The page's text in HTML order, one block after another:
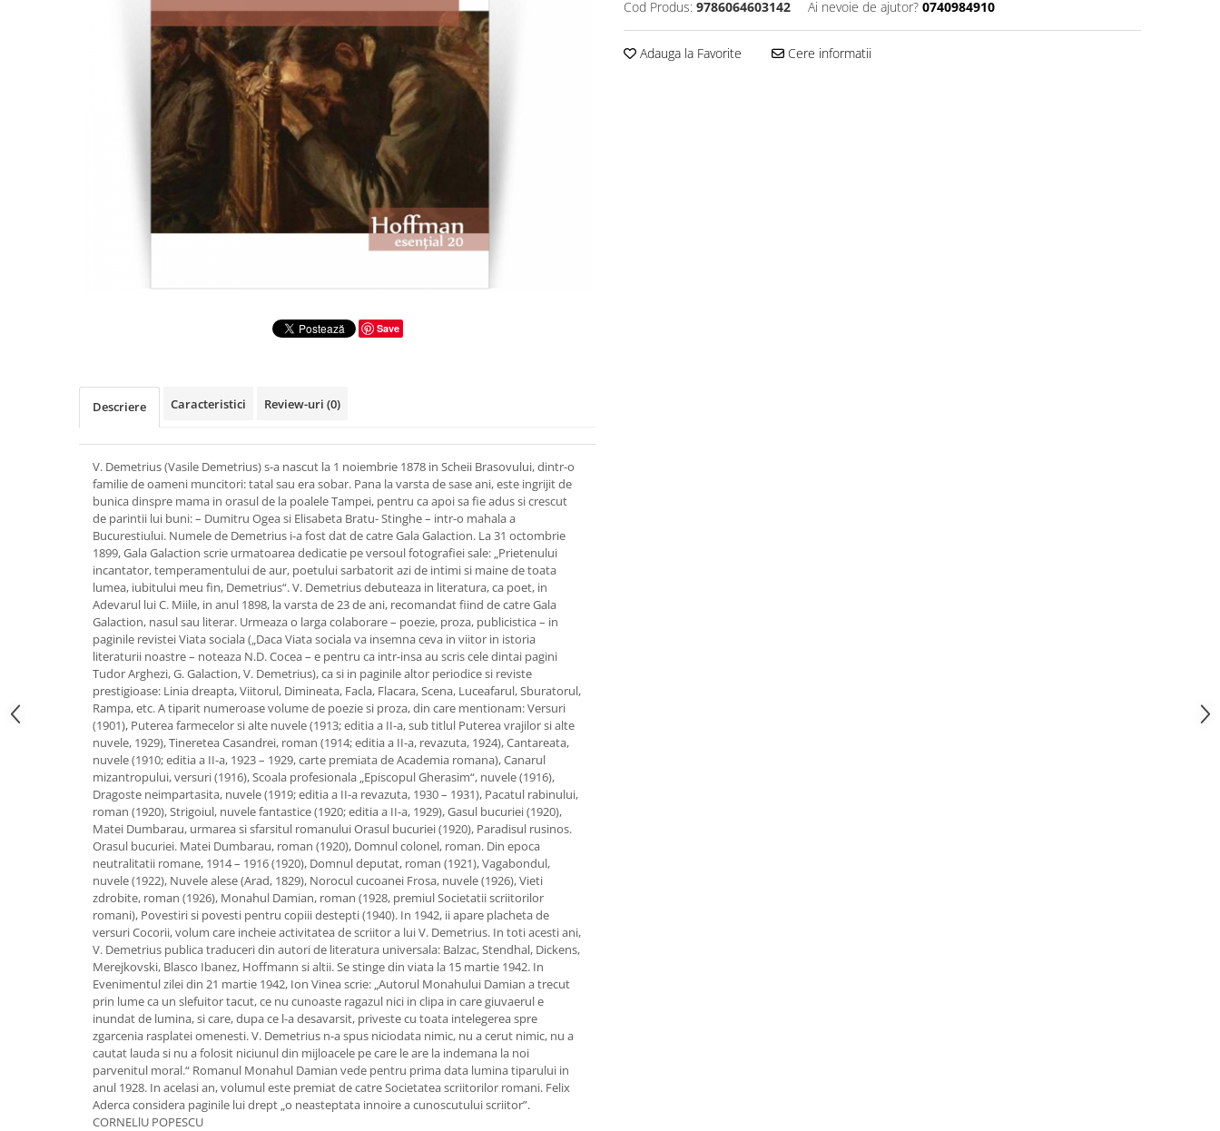
Save
Cod Produs: 9786064603142 Ai nevoie de ajutor? 0740984910
Adauga la Favorite Cere informatii
Descriere Caracteristici Review-uri (0)
V. Demetrius (Vasile Demetrius) s-a nascut la 1 noiembrie 1878 in Scheii Brasovului, dintr-o
familie de oameni muncitori: tatal sau era sobar. Pana la varsta de sase ani, este ingrijit de
bunica dinspre mama in orasul de la poalele Tampei, pentru ca apoi sa fie adus si crescut
de parintii lui buni: – Dumitru Ogea si Elisabeta Bratu- Stinghe – intr-o mahala a
Bucurestiului. Numele de Demetrius i-a fost dat de catre Gala Galaction. La 31 octombrie
1899, Gala Galaction scrie urmatoarea dedicatie pe versoul fotografiei sale: „Prietenului
incantator, temperamentului de aur, poetului sarbatorit azi de intimi si maine de toata
lumea, iubitului meu fin, Demetrius“. V. Demetrius debuteaza in literatura, ca poet, in
Adevarul lui C. Miile, in anul 1898, la varsta de 23 de ani, recomandat fiind de catre Gala
Galaction, nasul sau literar. Urmeaza o larga colaborare – poezie, proza, publicistica – in
paginile revistei Viata sociala („Daca Viata sociala va insemna ceva in viitor in istoria
literaturii noastre – noteaza N.D. Cocea – e pentru ca intr-insa au scris cele dintai pagini
Tudor Arghezi, G. Galaction, V. Demetrius), ca si in paginile altor periodice si reviste
prestigioase: Linia dreapta, Viitorul, Dimineata, Facla, Flacara, Scena, Luceafarul, Sburatorul,
Rampa, etc. A tiparit numeroase volume de poezie si proza, din care mentionam: Versuri
(1901), Puterea farmecelor si alte nuvele (1913; editia a II-a, sub titlul Puterea vrajilor si alte
nuvele, 1929), Tineretea Casandrei, roman (1914; editia a II-a, revazuta, 1924), Cantareata,
nuvele (1910; editia a II-a, 1923 – 1929, carte premiata de Academia romana), Canarul
mizantropului, versuri (1916), Scoala profesionala „Episcopul Gherasim“, nuvele (1916),
Dragoste neimpartasita, nuvele (1919; editia a II-a revazuta, 1930 – 1931), Pacatul rabinului,
roman (1920), Strigoiul, nuvele fantastice (1920; editia a II-a, 1929), Gasul bucuriei (1920),
Matei Dumbarau, urmarea si sfarsitul romanului Orasul bucuriei (1920), Paradisul rusinos.
Orasul bucuriei. Matei Dumbarau, roman (1920), Domnul colonel, roman. Din epoca
neutralitatii romane, 1914 – 1916 (1920), Domnul deputat, roman (1921), Vagabondul,
nuvele (1922), Nuvele alese (Arad, 1829), Norocul cucoanei Frosa, nuvele (1926), Vieti
zdrobite, roman (1926), Monahul Damian, roman (1928, premiul Societatii scriitorilor
romani), Povestiri si povesti pentru copiii destepti (1940). In 1942, ii apare placheta de
versuri Cocorii, volum care incheie activitatea de scriitor a lui V. Demetrius. In toti acesti ani,
V. Demetrius publica traduceri din autori de literatura universala: Balzac, Stendhal, Dickens,
Merejkovski, Blasco Ibanez, Hoffmann si altii. Se stinge din viata la 15 martie 1942. In
Evenimentul zilei din 21 martie 1942, Ion Vinea scrie: „Autorul Monahului Damian a trecut
prin lume ca un slefuitor tacut, ce nu cunoaste ragazul nici in clipa in care giuvaerul e
inundat de lumina, si care, dupa ce l-a desavarsit, priveste cu toata intelegerea spre
zgarcenia rasplatei omenesti. V. Demetrius n-a spus niciodata nimic, nu a cerut nimic, nu a
cautat lauda si nu a folosit niciunul din mijloacele pe care le are la indemana la noi
parvenitul moral.“ Romanul Monahul Damian vede pentru prima data lumina tiparului in
anul 1928. In acelasi an, volumul este premiat de catre Societatea scriitorilor romani. Felix
Aderca considera paginile lui drept „o neasteptata innoire a cunoscutului scriitor”.
CORNELlU POPESCU